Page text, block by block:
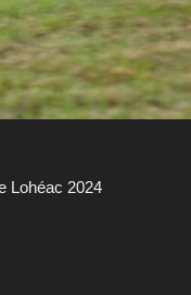
Lohéac 2024